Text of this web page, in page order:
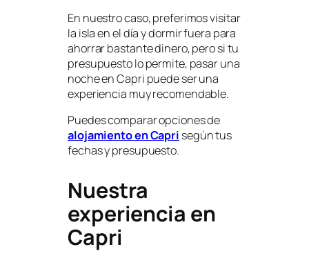
En nuestro caso, preferimos visitar
la isla en el día y dormir fuera para
ahorrar bastante dinero, pero si tu
presupuesto lo permite, pasar una
noche en Capri puede ser una
experiencia muy recomendable.
Puedes comparar opciones de
alojamiento en Capri según tus
fechas y presupuesto.
Nuestra
experiencia en
Capri